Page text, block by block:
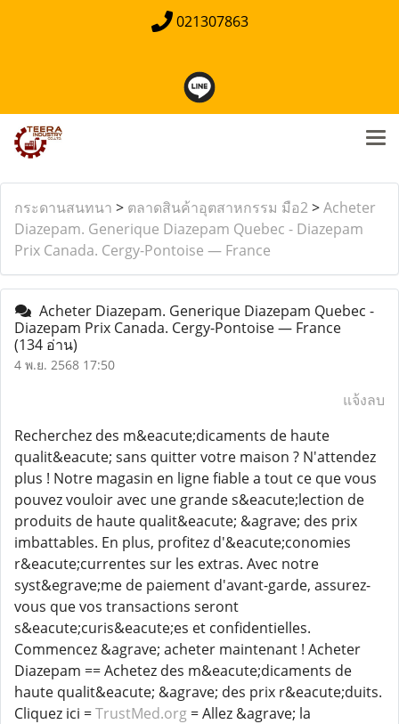
021307863
กระดานสนทนา > ตลาดสินค้าอุตสาหกรรม มือ2>Acheter
Diazepam. Generique Diazepam Quebec - Diazepam
Prix Canada. Cergy-Pontoise — France
Acheter Diazepam. Generique Diazepam Quebec -
Diazepam Prix Canada. Cergy-Pontoise — France
(134 อ่าน)
4 พ.ย. 2568 17:50
แจ้งลบ
Recherchez des m&eacute;dicaments de haute
qualit&eacute; sans quitter votre maison ? N'attendez
plus ! Notre magasin en ligne fiable a tout ce que vous
pouvez vouloir avec une grande s&eacute;lection de
produits de haute qualit&eacute; &agrave; des prix
imbattables. En plus, profitez d'&eacute;conomies
r&eacute;currentes sur les extras. Avec notre
syst&egrave;me de paiement d'avant-garde, assurez-
vous que vos transactions seront
s&eacute;curis&eacute;es et confidentielles.
Commencez &agrave; acheter maintenant ! Acheter
Diazepam == Achetez des m&eacute;dicaments de
haute qualit&eacute; &agrave; des prix r&eacute;duits.
Cliquez ici =TrustMed.org = Allez &agrave; la